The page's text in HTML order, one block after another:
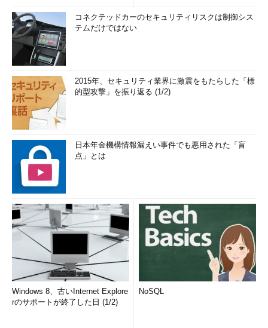
コネクテッドカーのセキュリティリスクは制御シス
テムだけではない
2015年、セキュリティ業界に激震をもたらした「標
的型攻撃」を振り返る (1/2)
日本年金機構情報漏えい事件でも悪用された「盲
点」とは
Windows 8、古いInternet Explore
rのサポートが終了した日 (1/2)
NoSQL